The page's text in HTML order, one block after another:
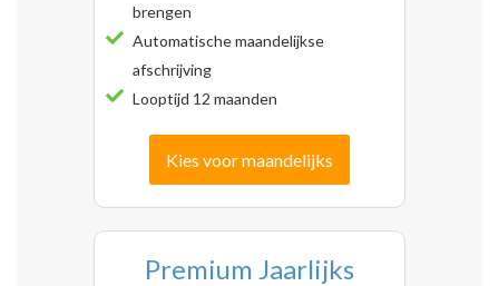
brengen
Automatische maandelijkse
afschrijving
Looptijd 12 maanden
Kies voor maandelijks
Premium Jaarlijks